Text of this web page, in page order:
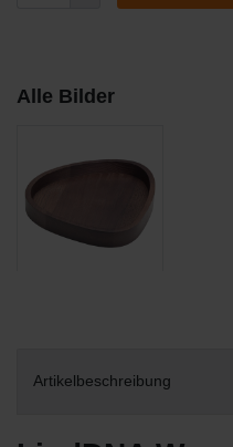
Alle Bilder
Artikelbeschreibung